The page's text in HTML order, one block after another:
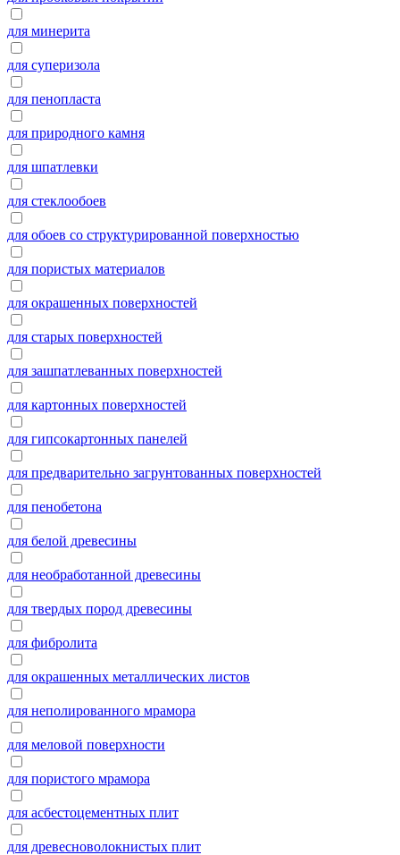
для минерита
для суперизола
для пенопласта
для природного камня
для шпатлевки
для стеклообоев
для обоев со структурированной поверхностью
для пористых материалов
для окрашенных поверхностей
для старых поверхностей
для зашпатлеванных поверхностей
для картонных поверхностей
для гипсокартонных панелей
для предварительно загрунтованных поверхностей
для пенобетона
для белой древесины
для необработанной древесины
для твердых пород древесины
для фибролита
для окрашенных металлических листов
для неполированного мрамора
для меловой поверхности
для пористого мрамора
для асбестоцементных плит
для древесноволокнистых плит